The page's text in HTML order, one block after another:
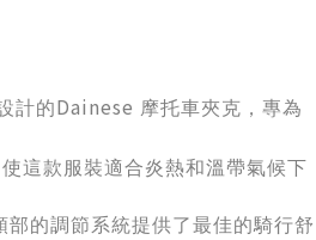
計的Dainese 摩托車夾克，專為
這款服裝適合炎熱和溫帶氣候下
的調節系統提供了最佳的騎行舒